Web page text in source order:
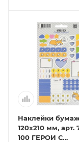
Наклейки
120x210 мм, арт.
100 ГЕРОИ С